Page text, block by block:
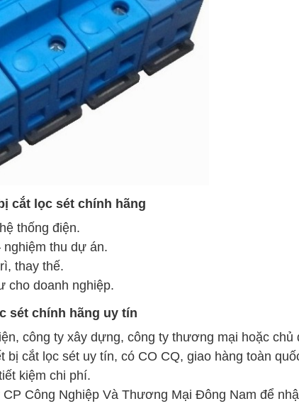
cắt lọc sét chính hãng
thống điện.
thu dự án.
thay thế.
cho doanh nghiệp.
sét chính hãng uy tín
công ty xây dựng, công ty thương mại hoặc
bị cắt lọc sét uy tín, có CO CQ, giao hàng toàn
kiệm chi phí.
Công Nghiệp Và Thương Mại Đông Nam để